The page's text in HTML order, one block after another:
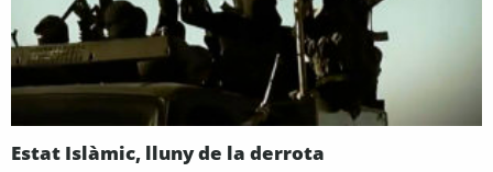
Estat Islàmic, lluny de la derrota